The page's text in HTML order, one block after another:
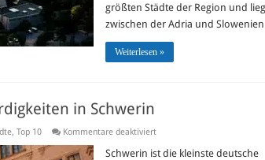
größten Städte der Region und
zwischen der Adria und
Weiterlesen »
in Schwerin
, Top 10 Kommentare deaktiviertfür
Top10-
Schwerin ist die kleinste deutsche